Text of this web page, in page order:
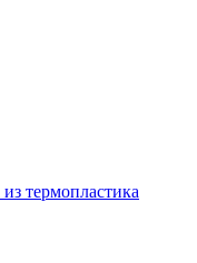
термопластика